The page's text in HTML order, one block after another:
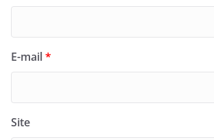
E-mail*
Site